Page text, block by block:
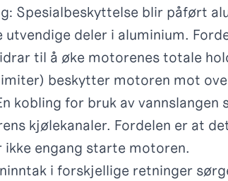
Spesialbeskyttelse blir påført
deler i aluminium.
til å øke motorenes totale
beskytter motoren mot
kobling for bruk av
kjølekanaler. Fordelen er at
engang starte motoren.
i forskjellige retninger